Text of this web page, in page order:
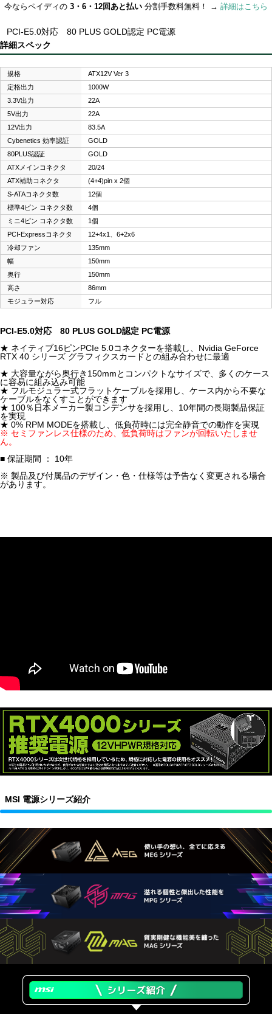
今ならペイディの 3・6・12回あと払い 分割手数料無料！ → 詳細はこちら
PCI-E5.0対応 80 PLUS GOLD認定 PC電源
詳細スペック
規格
ATX12V Ver 3
定格出力
1000W
3.3V出力
22A
5V出力
22A
12V出力
83.5A
Cybenetics 効率認証
GOLD
80PLUS認証
GOLD
ATXメインコネクタ
20/24
ATX補助コネクタ
(4+4)pin x 2個
S-ATAコネクタ数
12個
標準4ピン コネクタ数
4個
ミニ4ピン コネクタ数
1個
PCI-Expressコネクタ
12+4x1、6+2x6
冷却ファン
135mm
幅
150mm
奥行
150mm
高さ
86mm
モジュラー対応
フル
PCI-E5.0対応 80 PLUS GOLD認定 PC電源
★ ネイティブ16ピンPCIe 5.0コネクターを搭載し、Nvidia GeForce
RTX 40 シリーズ グラフィクスカードとの組み合わせに最適
★ 大容量ながら奥行き150mmとコンパクトなサイズで、多くのケース
に容易に組み込み可能
★ フルモジュラー式フラットケーブルを採用し、ケース内から不要な
ケーブルをなくすことができます
★ 100％日本メーカー製コンデンサを採用し、10年間の長期製品保証
を実現
★ 0% RPM MODEを搭載し、低負荷時には完全静音での動作を実現
※ セミファンレス仕様のため、低負荷時はファンが回転いたしませ
ん。
■ 保証期間 ： 10年
※ 製品及び付属品のデザイン・色・仕様等は予告なく変更される場合
があります。
MSI 電源シリーズ紹介